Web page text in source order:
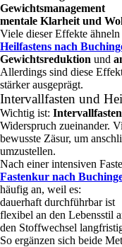
Gewichtsmanagement
mentale Klarheit und
Viele dieser Effekte
Heilfastens nach
Gewichtsreduktion und
Allerdings sind diese
stärker ausgeprägt.
Intervallfasten und
Wichtig ist: Intervallfasten
Widerspruch zueinander.
bewusste Zäsur, um
umzustellen.
Nach einer intensiven
Fastenkur nach
häufig an, weil es:
dauerhaft durchführbar ist
flexibel an den Lebensstil
den Stoffwechsel
So ergänzen sich beide